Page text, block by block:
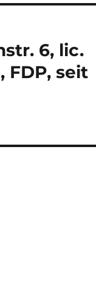
6, lic.
FDP, seit